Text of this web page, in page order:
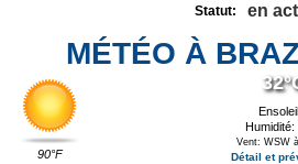
Statut: en
MÉTÉO À
90°F
Humidité:
Vent: WSW
Détail et